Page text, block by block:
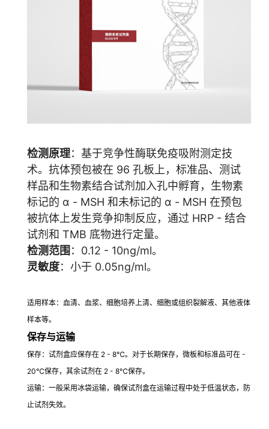
检测原理：基于竞争性酶联免疫吸附测定技
术。抗体预包被在 96 孔板上，标准品、测试
样品和生物素结合试剂加入孔中孵育，生物素
标记的 α - MSH 和未标记的 α - MSH 在预包
被抗体上发生竞争抑制反应，通过 HRP - 结合
试剂和 TMB 底物进行定量。
检测范围 ：0.12 - 10ng/ml。
灵敏度：小于 0.05ng/ml。
适用样本：血清、血浆、细胞培养上清、细胞或组织裂解液、其他液体
样本等。
保存与运输
保存：试剂盒应保存在 2 - 8℃。对于长期保存，微板和标准品可在 -
20℃保存，其余试剂在 2 - 8℃保存。
运输：一般采用冰袋运输，确保试剂盒在运输过程中处于低温状态，防
止试剂失效。